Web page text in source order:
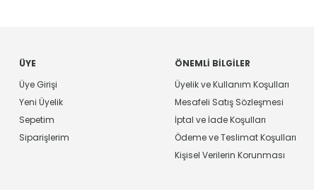
ÜYE
Üye Girişi
Yeni Üyelik
Sepetim
Siparişlerim
ÖNEMLI BILGILER
Üyelik ve Kullanım Koşulları
Mesafeli Satış Sözleşmesi
İptal ve İade Koşulları
Ödeme ve Teslimat Koşulları
Kişisel Verilerin Korunması